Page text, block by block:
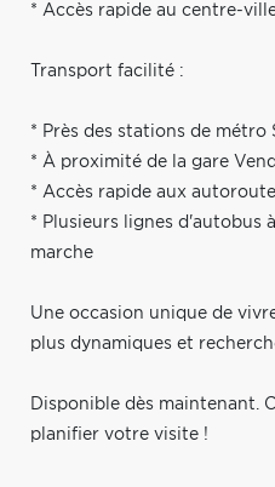
* Accès rapide au centre-
Transport facilité :
* Près des stations de
* À proximité de la gare
* Accès rapide aux
* Plusieurs lignes d'autobus
marche
Une occasion unique de
plus dynamiques et
Disponible dès maintenant.
planifier votre visite !